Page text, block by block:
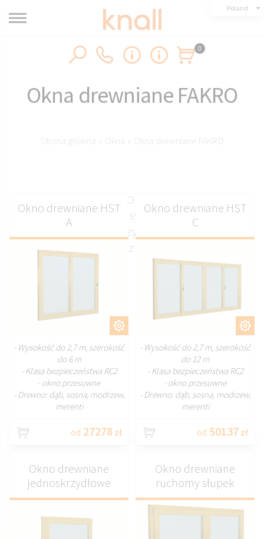
Poland
0
Okna drewniane FAKRO
Strona główna › Okna › Okna drewniane FAKRO
Okna drewniane FAKRO na wymiar z okładziną
aluminiową premium w systemach HST PSK oraz
FIX i wersjach jednoskrzydłowe dwuskrzydłowe
trzyskrzydłowe raz czteroskrzydłowe
Okno drewniane HST
A
- Wysokość do 2,7 m, szerokość
do 6 m
- Klasa bezpieczeństwa RC2
- okno przesuwne
- Drewno: dąb, sosna, modrzew,
merenti
od 27278 zł
Okno drewniane HST
C
- Wysokość do 2,7 m, szerokość
do 12 m
- Klasa bezpieczeństwa RC2
- okno przesuwne
- Drewno: dąb, sosna, modrzew,
merenti
od 50137 zł
Okno drewniane
jednoskrzydłowe
Okno drewniane
ruchomy słupek